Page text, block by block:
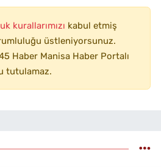
kurallarımızı kabul etmiş
üstleniyorsunuz.
Haber Manisa Haber Portalı
tutulamaz.